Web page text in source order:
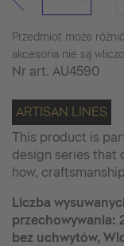
Przedmiot może
akcesoria nie są
Nr art. AU4590
ARTISAN LINES
This product is
design series that
how,
Liczba
przechowywania:
bez uchwytów,